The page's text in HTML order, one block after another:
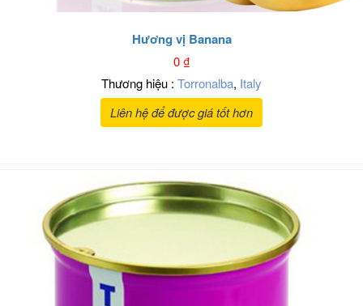
Hương vị Banana
0₫
Thương hiệu : Torronalba, Italy
Liên hệ để được giá tốt hơn